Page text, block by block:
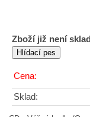
Zboží již není
Cena:
Sklad: